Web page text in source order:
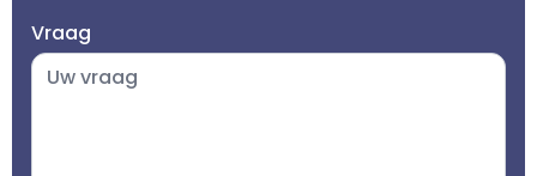
Vraag